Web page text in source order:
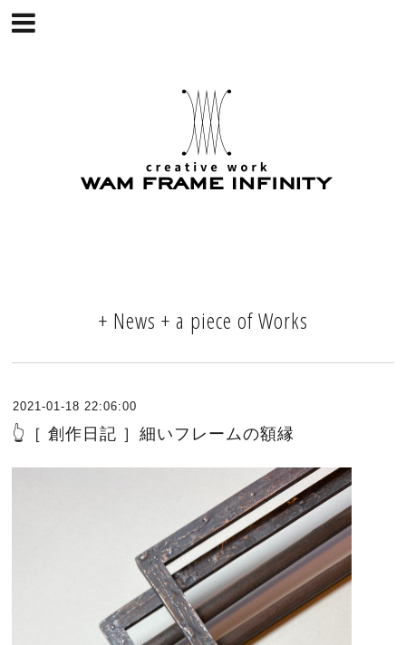
+ News + a piece of Works
2021-01-18 22:06:00
👆［ 創作日記 ］細いフレームの額縁